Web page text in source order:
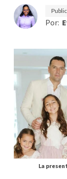
Por:
La